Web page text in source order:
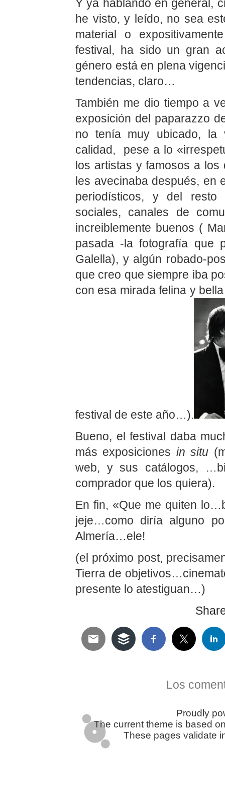
Y ya hablando en general,
he visto, y leído, no sea
material o
festival, ha sido un gran
género está en plena
tendencias, claro…
También me dio tiempo a
exposición del paparazzo
no tenía muy ubicado,
calidad, pese a lo
los artistas y famosos a
les avecinaba después, en
periodísticos, y del resto
sociales, canales de
increiblemente buenos (
pasada -la fotografía que
Galella), y algún robado-
que creo que siempre iba
con esa mirada felina y
festival de este año…).
Bueno, el festival daba
más exposiciones in situ
web, y sus catálogos,
comprador que los quiera).
En fin, «Que me quiten
jeje…como diría alguno
Almería…ele!
(el próximo post,
Tierra de
presente lo atestiguan…)
Los
Proudly
The current theme is based
These pages validate